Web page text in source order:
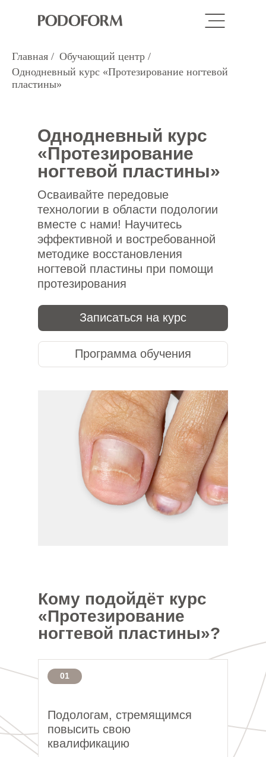
Главная / Обучающий центр /
Однодневный курс «Протезирование ногтевой
пластины»
Однодневный курс
«Протезирование
ногтевой пластины»
Осваивайте передовые
технологии в области подологии
вместе с нами! Научитесь
эффективной и востребованной
методике восстановления
ногтевой пластины при помощи
протезирования
Записаться на курс
Программа обучения
Кому подойдёт курс
«Протезирование
ногтевой пластины»?
Подологам, стремящимся
повысить свою
квалификацию
01